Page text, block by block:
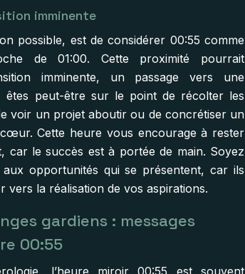
imminente
possible, est de considérer 00:55 comme
de 01:00. Cette proximité pourrait
imminente, un passage vers une
êtes peut-être sur le point de récolter les
voir un projet aboutir ou de concrétiser un
Cette heure vous encourage à rester
car le succès est à portée de main. Soyez
opportunités qui se présentent, car ils
vers la réalisation de vos aspirations.
gardiens : messages
00:55
l’heure miroir 00:55 est souvent